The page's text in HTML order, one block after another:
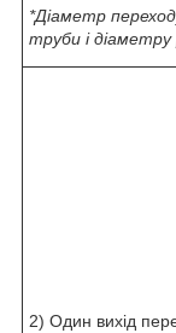
*Діаметр
труби і діаметру
2) Один вихід